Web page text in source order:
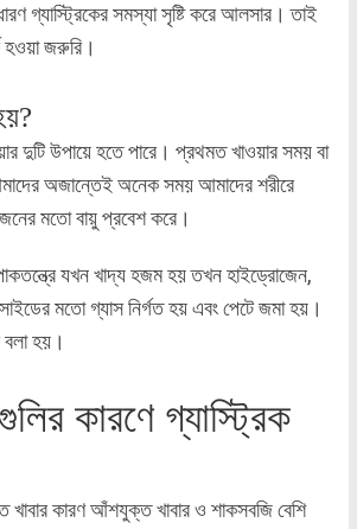
গ্যাস্ট্রিকের সমস্যা সৃষ্টি করে আলসার। তাই
জরুরি।
দুটি উপায়ে হতে পারে। প্রথমত খাওয়ার সময় বা
অজান্তেই অনেক সময় আমাদের শরীরে
মতো বায়ু প্রবেশ করে।
যখন খাদ্য হজম হয় তখন হাইড্রোজেন,
মতো গ্যাস নির্গত হয় এবং পেটে জমা হয়।
হয়।
কারণে গ্যাস্ট্রিক
খাবার কারণ আঁশযুক্ত খাবার ও শাকসবজি বেশি